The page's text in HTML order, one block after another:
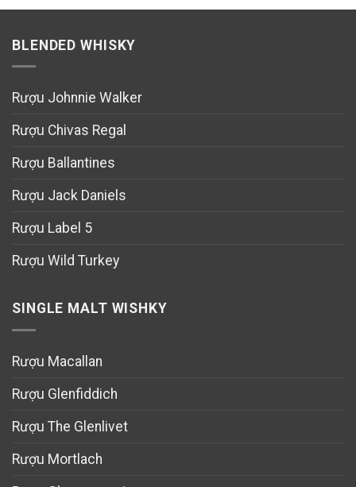
BLENDED WHISKY
Rượu Johnnie Walker
Rượu Chivas Regal
Rượu Ballantines
Rượu Jack Daniels
Rượu Label 5
Rượu Wild Turkey
SINGLE MALT WISHKY
Rượu Macallan
Rượu Glenfiddich
Rượu The Glenlivet
Rượu Mortlach